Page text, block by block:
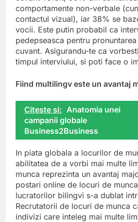
comportamente non-verbale
contactul vizual), iar 38% se
vocii. Este putin probabil ca
pedepseasca pentru
cuvant. Asigurandu-te ca
timpul interviului, si poti face o
Fiind multilingv este un avantaj
Citeste si: Anatomia unei
campanii globale
Business2Business
In piata globala a locurilor de
abilitatea de a vorbi mai multe
munca reprezinta un avantaj
postari online de locuri de
lucratorilor bilingvi s-a dublat
Recrutatorii de locuri de munca
indivizi care inteleg mai multe